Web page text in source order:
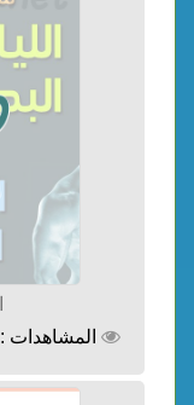
المشاهدات : 1518